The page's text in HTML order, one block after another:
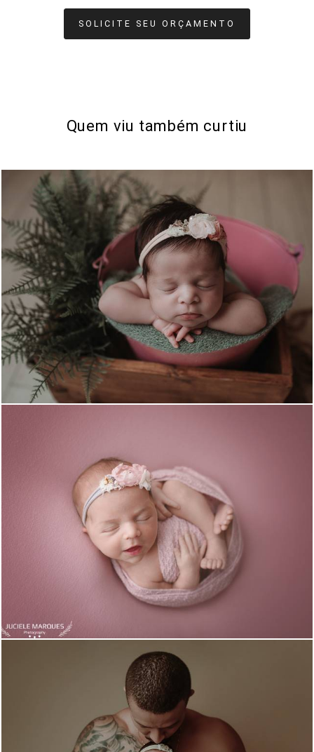
SOLICITE SEU ORÇAMENTO
Quem viu também curtiu
539 0
796 0